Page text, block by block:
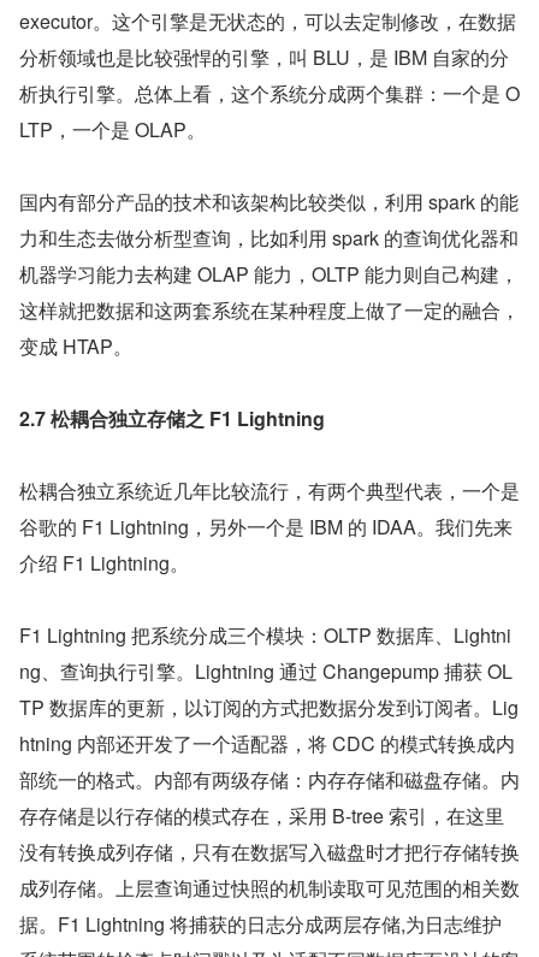
executor。这个引擎是无状态的，可以去定制修改，在数据
分析领域也是比较强悍的引擎，叫 BLU，是 IBM 自家的分
析执行引擎。总体上看，这个系统分成两个集群：一个是 O
LTP，一个是 OLAP。
国内有部分产品的技术和该架构比较类似，利用 spark 的能
力和生态去做分析型查询，比如利用 spark 的查询优化器和
机器学习能力去构建 OLAP 能力，OLTP 能力则自己构建，
这样就把数据和这两套系统在某种程度上做了一定的融合，
变成 HTAP。
2.7 松耦合独立存储之 F1 Lightning
松耦合独立系统近几年比较流行，有两个典型代表，一个是
谷歌的 F1 Lightning，另外一个是 IBM 的 IDAA。我们先来
介绍 F1 Lightning。
F1 Lightning 把系统分成三个模块：OLTP 数据库、Lightni
ng、查询执行引擎。Lightning 通过 Changepump 捕获 OL
TP 数据库的更新，以订阅的方式把数据分发到订阅者。Lig
htning 内部还开发了一个适配器，将 CDC 的模式转换成内
部统一的格式。内部有两级存储：内存存储和磁盘存储。内
存存储是以行存储的模式存在，采用 B-tree 索引，在这里
没有转换成列存储，只有在数据写入磁盘时才把行存储转换
成列存储。上层查询通过快照的机制读取可见范围的相关数
据。F1 Lightning 将捕获的日志分成两层存储,为日志维护